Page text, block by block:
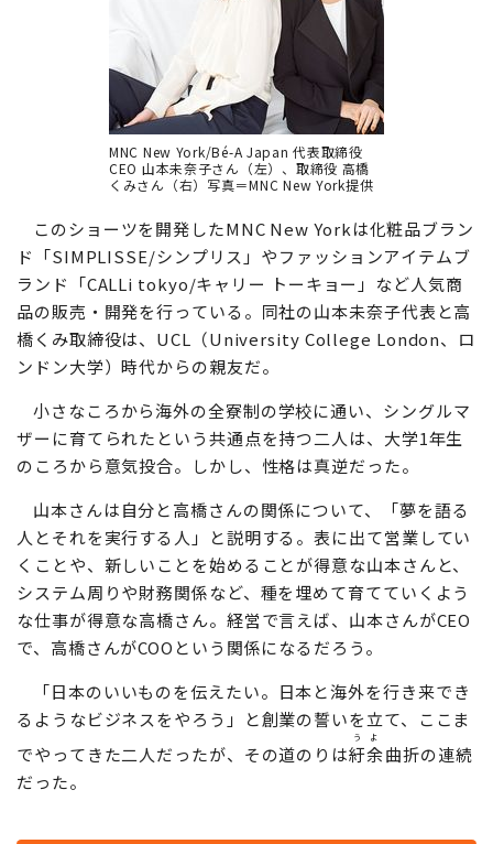
MNC New York/Bé-A Japan 代表取締役
CEO 山本未奈子さん（左）、取締役 高橋
くみさん（右）写真＝MNC New York提供
このショーツを開発したMNC New Yorkは化粧品ブラン
ド「SIMPLISSE/シンプリス」やファッションアイテムブ
ランド「CALLi tokyo/キャリー トーキョー」など人気商
品の販売・開発を行っている。同社の山本未奈子代表と高
橋くみ取締役は、UCL（University College London、ロ
ンドン大学）時代からの親友だ。
小さなころから海外の全寮制の学校に通い、シングルマ
ザーに育てられたという共通点を持つ二人は、大学1年生
のころから意気投合。しかし、性格は真逆だった。
山本さんは自分と高橋さんの関係について、「夢を語る
人とそれを実行する人」と説明する。表に出て営業してい
くことや、新しいことを始めることが得意な山本さんと、
システム周りや財務関係など、種を埋めて育てていくよう
な仕事が得意な高橋さん。経営で言えば、山本さんがCEO
で、高橋さんがCOOという関係になるだろう。
「日本のいいものを伝えたい。日本と海外を行き来でき
るようなビジネスをやろう」と創業の誓いを立て、ここま
でやってきた二人だったが、その道のりは紆余
うよ
曲折の連続
だった。